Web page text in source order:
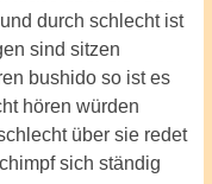
durch schlecht ist
sind sitzen
bushido so ist es
hören würden
über sie redet
sich ständig